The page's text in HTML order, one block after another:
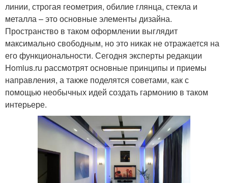
линии, строгая геометрия, обилие глянца, стекла и
металла – это основные элементы дизайна.
Пространство в таком оформлении выглядит
максимально свободным, но это никак не отражается на
его функциональности. Сегодня эксперты редакции
Homius.ru рассмотрят основные принципы и приемы
направления, а также поделятся советами, как с
помощью необычных идей создать гармонию в таком
интерьере.